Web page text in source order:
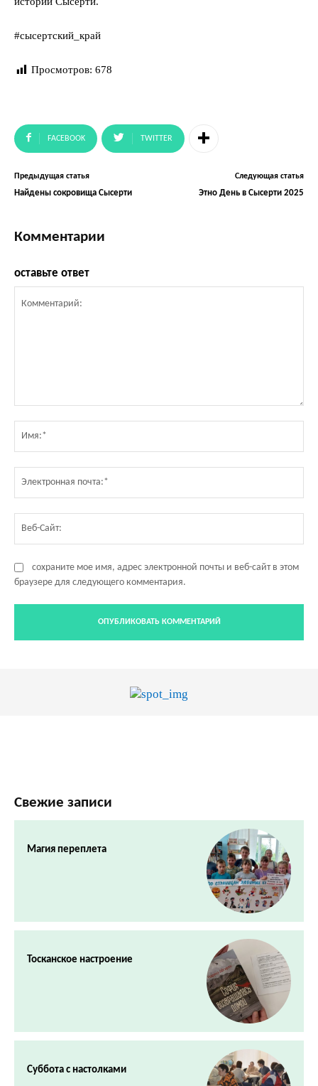
#сысертский_край
Просмотров: 678
FACEBOOK TWITTER
Предыдущая статья
Найдены сокровища Сысерти
Следующая статья
Этно День в Сысерти 2025
Комментарии
оставьте ответ
сохраните мое имя, адрес электронной почты и веб-сайт в этом
браузере для следующего комментария.
Свежие записи
Магия переплета
Тосканское настроение
Суббота с настолками